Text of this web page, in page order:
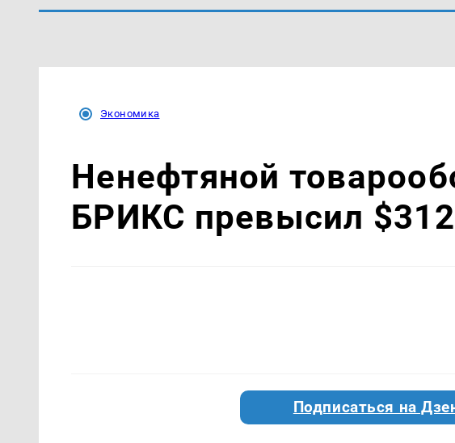
Экономика
Ненефтяной
БРИКС превысил
Подписаться на